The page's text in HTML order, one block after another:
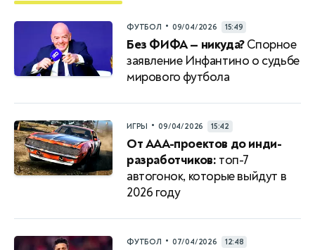
ФУТБОЛ • 09/04/2026 15:49
Без ФИФА — никуда?Спорное
заявление Инфантино о судьбе
мирового футбола
ИГРЫ • 09/04/2026 15:42
От AAA-проектов до инди-
разработчиков: топ-7
автогонок, которые выйдут в
2026 году
ФУТБОЛ • 07/04/2026 12:48